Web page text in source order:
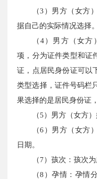
（3）男方（女方
据自己的实际情况选择。
（4）男方（女
项，分为证件类型和证
证，点居民身份证可以
类型选择，证件号码栏
果选择的是居民身份证
（5）男方（女方
（6）男方（女方
日期。
（7）孩次：孩次
（8）孕情：孕情